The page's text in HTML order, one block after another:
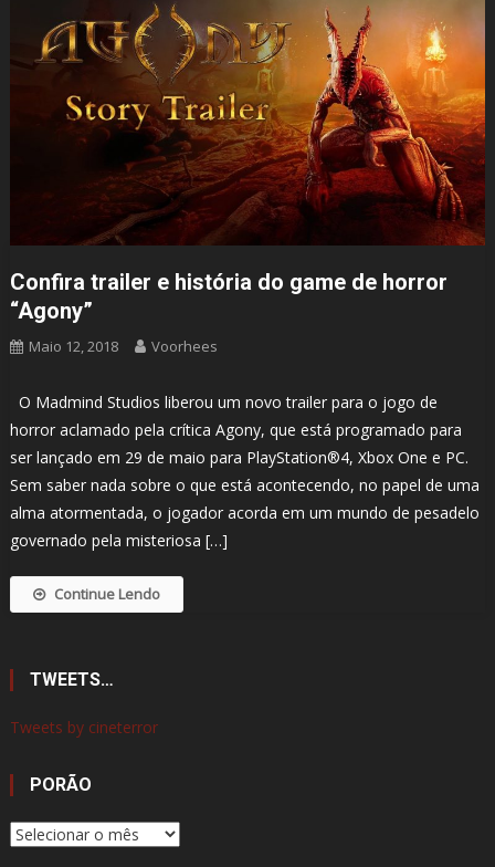
Confira trailer e história do game de horror
“Agony”
Maio 12, 2018 Voorhees
O Madmind Studios liberou um novo trailer para o jogo de
horror aclamado pela crítica Agony, que está programado para
ser lançado em 29 de maio para PlayStation®4, Xbox One e PC.
Sem saber nada sobre o que está acontecendo, no papel de uma
alma atormentada, o jogador acorda em um mundo de pesadelo
governado pela misteriosa […]
Continue Lendo
TWEETS…
Tweets by cineterror
PORÃO
Porão